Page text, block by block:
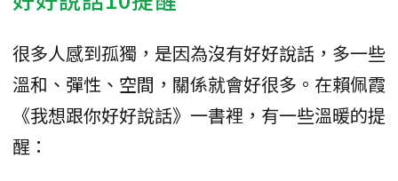
很多人感到孤獨，是因為沒有好好說話，多一些
溫和、彈性、空間，關係就會好很多。在賴佩霞
《我想跟你好好說話》一書裡，有一些溫暖的提
醒：